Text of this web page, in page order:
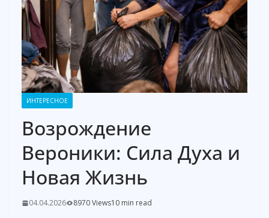
ИНТЕРЕСНОЕ
Возрождение
Вероники: Сила Духа и
Новая Жизнь
04.04.2026 8970 Views10 min read